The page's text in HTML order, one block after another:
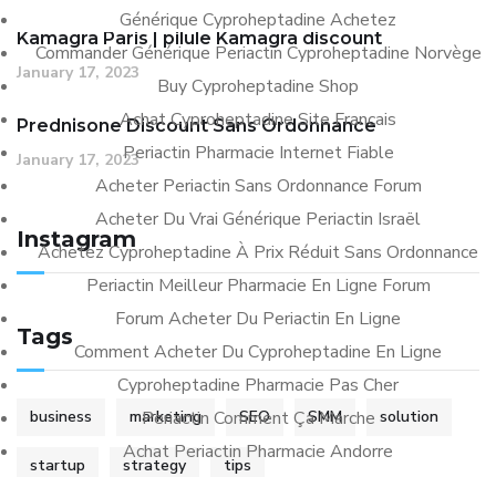
Générique Cyproheptadine Achetez
Commander Générique Periactin Cyproheptadine Norvège
Buy Cyproheptadine Shop
Achat Cyproheptadine Site Francais
Periactin Pharmacie Internet Fiable
Acheter Periactin Sans Ordonnance Forum
Acheter Du Vrai Générique Periactin Israël
Achetez Cyproheptadine À Prix Réduit Sans Ordonnance
Periactin Meilleur Pharmacie En Ligne Forum
Forum Acheter Du Periactin En Ligne
Comment Acheter Du Cyproheptadine En Ligne
Cyproheptadine Pharmacie Pas Cher
Periactin Comment Ça Marche
Achat Periactin Pharmacie Andorre
Kamagra Paris | pilule Kamagra discount
January 17, 2023
Prednisone Discount Sans Ordonnance
January 17, 2023
Instagram
Tags
business marketing SEO SMM solution
startup strategy tips